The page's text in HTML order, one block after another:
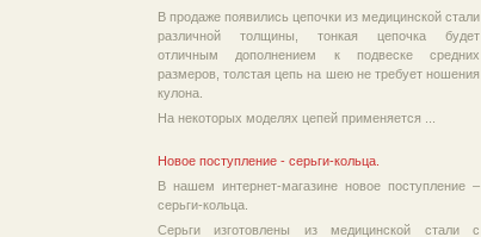
В продаже появились цепочки из медицинской стали
различной толщины, тонкая цепочка будет
отличным дополнением к подвеске средних
размеров, толстая цепь на шею не требует ношения
кулона.
На некоторых моделях цепей применяется ...
Новое поступление - серьги-кольца.
В нашем интернет-магазине новое поступление –
серьги-кольца.
Серьги изготовлены из медицинской стали с